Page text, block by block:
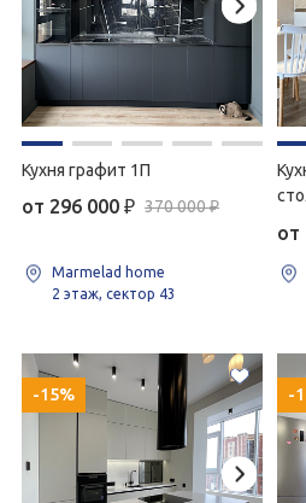
Кухня графит 1П
от 296 000 ₽ 370 000 ₽
Marmelad home
2 этаж, сектор 43
от
-15% -